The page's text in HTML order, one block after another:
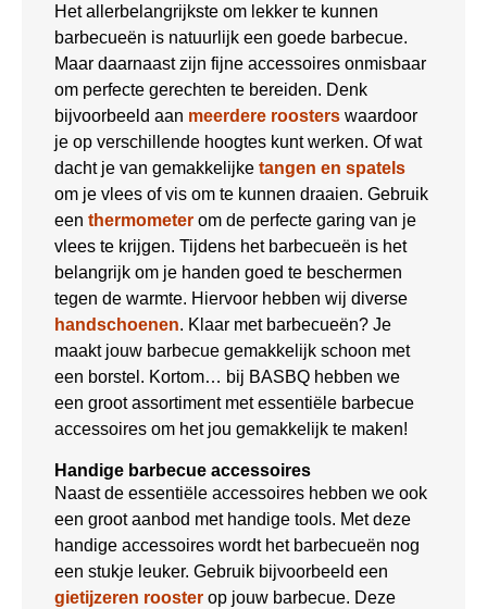
Het allerbelangrijkste om lekker te kunnen
barbecueën is natuurlijk een goede barbecue.
Maar daarnaast zijn fijne accessoires onmisbaar
om perfecte gerechten te bereiden. Denk
bijvoorbeeld aan meerdere roosters waardoor
je op verschillende hoogtes kunt werken. Of wat
dacht je van gemakkelijke tangen en spatels
om je vlees of vis om te kunnen draaien. Gebruik
een thermometer om de perfecte garing van je
vlees te krijgen. Tijdens het barbecueën is het
belangrijk om je handen goed te beschermen
tegen de warmte. Hiervoor hebben wij diverse
handschoenen. Klaar met barbecueën? Je
maakt jouw barbecue gemakkelijk schoon met
een borstel. Kortom… bij BASBQ hebben we
een groot assortiment met essentiële barbecue
accessoires om het jou gemakkelijk te maken!
Handige barbecue accessoires
Naast de essentiële accessoires hebben we ook
een groot aanbod met handige tools. Met deze
handige accessoires wordt het barbecueën nog
een stukje leuker. Gebruik bijvoorbeeld een
gietijzeren rooster op jouw barbecue. Deze